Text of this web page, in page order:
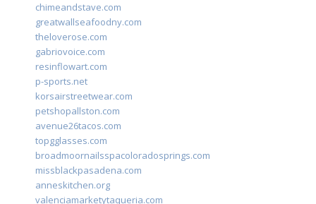
chimeandstave.com
greatwallseafoodny.com
theloverose.com
gabriovoice.com
resinflowart.com
p-sports.net
korsairstreetwear.com
petshopallston.com
avenue26tacos.com
topgglasses.com
broadmoornailsspacoloradosprings.com
missblackpasadena.com
anneskitchen.org
valenciamarketytaqueria.com